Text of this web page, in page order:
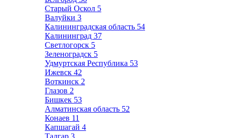
Старый Оскол 5
Валуйки 3
Калининградская область 54
Калининград 37
Светлогорск 5
Зеленоградск 5
Удмуртская Республика 53
Ижевск 42
Воткинск 2
Глазов 2
Бишкек 53
Алматинская область 52
Конаев 11
Капшагай 4
Талгар 3